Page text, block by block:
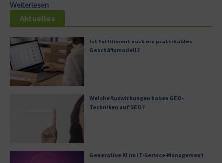
Weiterlesen
Aktuelles
Ist Fulfillment noch ein praktikables
Geschäftsmodell?
Welche Auswirkungen haben GEO-
Techniken auf SEO?
Generative KI im IT-Service-Management